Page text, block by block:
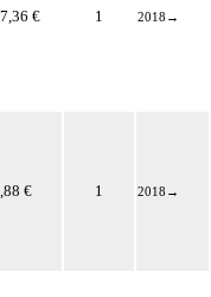
€ 1 2018 →
€ 1 2018 →